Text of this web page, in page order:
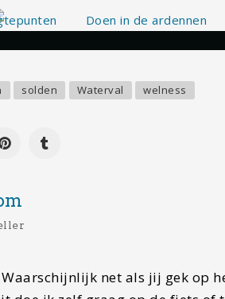
en bergen
Wat te doen in de Ardennen? 13x leukste
solden Waterval welness
net als jij gek op